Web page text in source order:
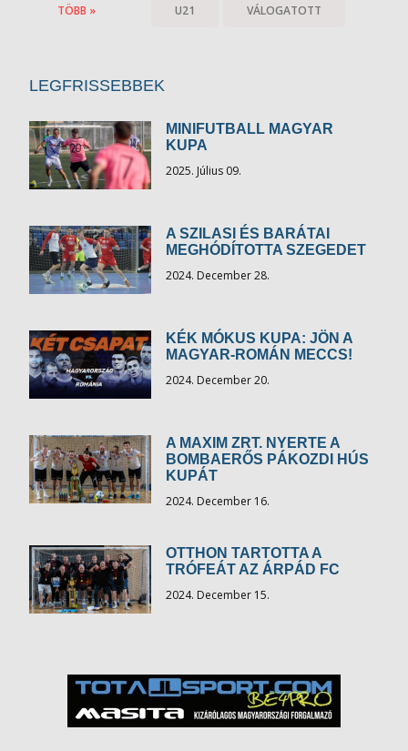
U21 VÁLOGATOTT
TÖBB »
LEGFRISSEBBEK
MINIFUTBALL MAGYAR
KUPA
2025. Július 09.
A SZILASI ÉS BARÁTAI
MEGHÓDÍTOTTA SZEGEDET
2024. December 28.
KÉK MÓKUS KUPA: JÖN A
MAGYAR-ROMÁN MECCS!
2024. December 20.
A MAXIM ZRT. NYERTE A
BOMBAERŐS PÁKOZDI HÚS
KUPÁT
2024. December 16.
OTTHON TARTOTTA A
TRÓFEÁT AZ ÁRPÁD FC
2024. December 15.